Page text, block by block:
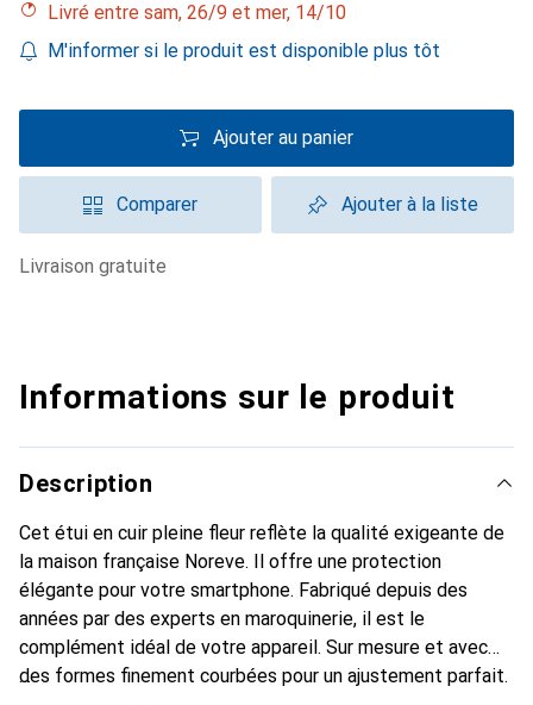
Livré entre sam, 26/9 et mer, 14/10
M'informer si le produit est disponible plus tôt
Ajouter au panier
Comparer Ajouter à la liste
livraison gratuite
Informations sur le produit
Description
Cet étui en cuir pleine fleur reflète la qualité exigeante de
la maison française Noreve. Il offre une protection
élégante pour votre smartphone. Fabriqué depuis des
années par des experts en maroquinerie, il est le
complément idéal de votre appareil. Sur mesure et avec
des formes finement courbées pour un ajustement parfait.